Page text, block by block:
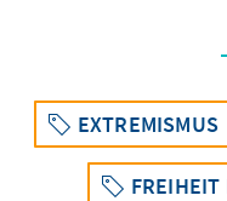
EXTREMISMUS